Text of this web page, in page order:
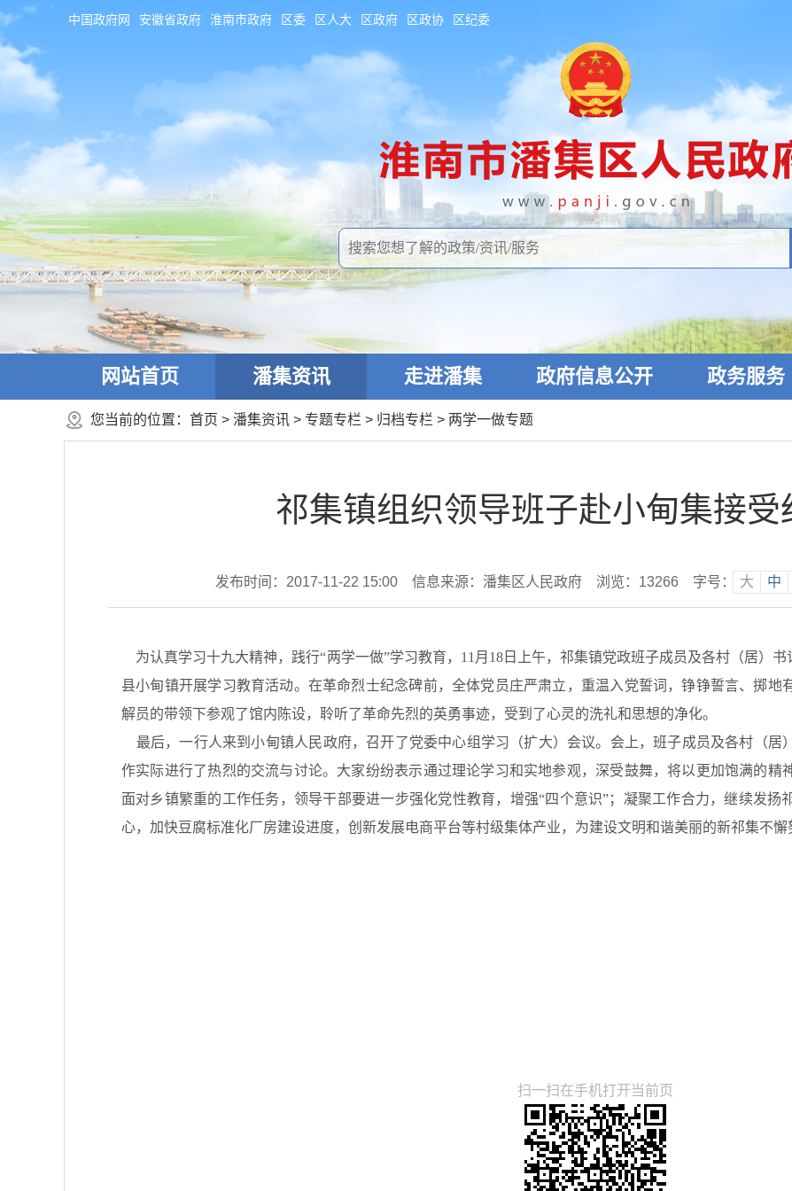
中国政府网 安徽省政府 淮南市政府 区委 区人大 区政府 区政协 区纪委
网站首页 潘集资讯 走进潘集 政府信息公开 政务服务
您当前的位置： 首页 > 潘集资讯 > 专题专栏 > 归档专栏 > 两学一做专题
祁集镇组织领导班子赴小甸集接受
发布时间：2017-11-22 15:00 信息来源：潘集区人民政府 浏览： 13266 字号： 大 中
为认真学习十九大精神，践行“两学一做”学习教育，11月18日上午，祁集镇党政班子成员及各村（居）
县小甸镇开展学习教育活动。在革命烈士纪念碑前，全体党员庄严肃立，重温入党誓词，铮铮誓言、掷地
解员的带领下参观了馆内陈设，聆听了革命先烈的英勇事迹，受到了心灵的洗礼和思想的净化。
最后，一行人来到小甸镇人民政府，召开了党委中心组学习（扩大）会议。会上，班子成员及各村（居
作实际进行了热烈的交流与讨论。大家纷纷表示通过理论学习和实地参观，深受鼓舞，将以更加饱满的精
面对乡镇繁重的工作任务，领导干部要进一步强化党性教育，增强“四个意识”；凝聚工作合力，继续发
心，加快豆腐标准化厂房建设进度，创新发展电商平台等村级集体产业，为建设文明和谐美丽的新祁集不懈
扫一扫在手机打开当前页